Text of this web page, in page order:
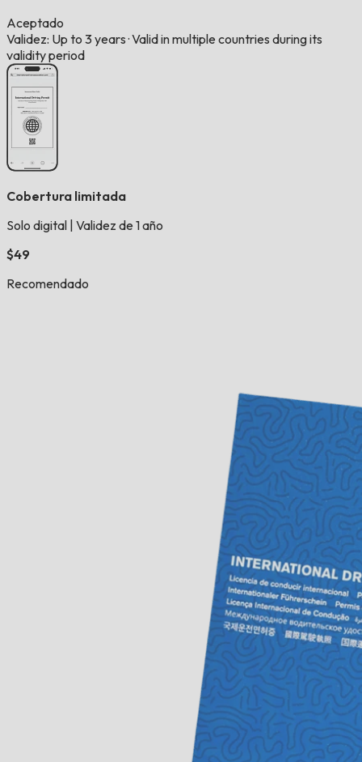
Aceptado
Validez: Up to 3 years ·Valid in multiple countries during its
validity period
Cobertura limitada
Solo digital Validez de 1 año
$49
Recomendado